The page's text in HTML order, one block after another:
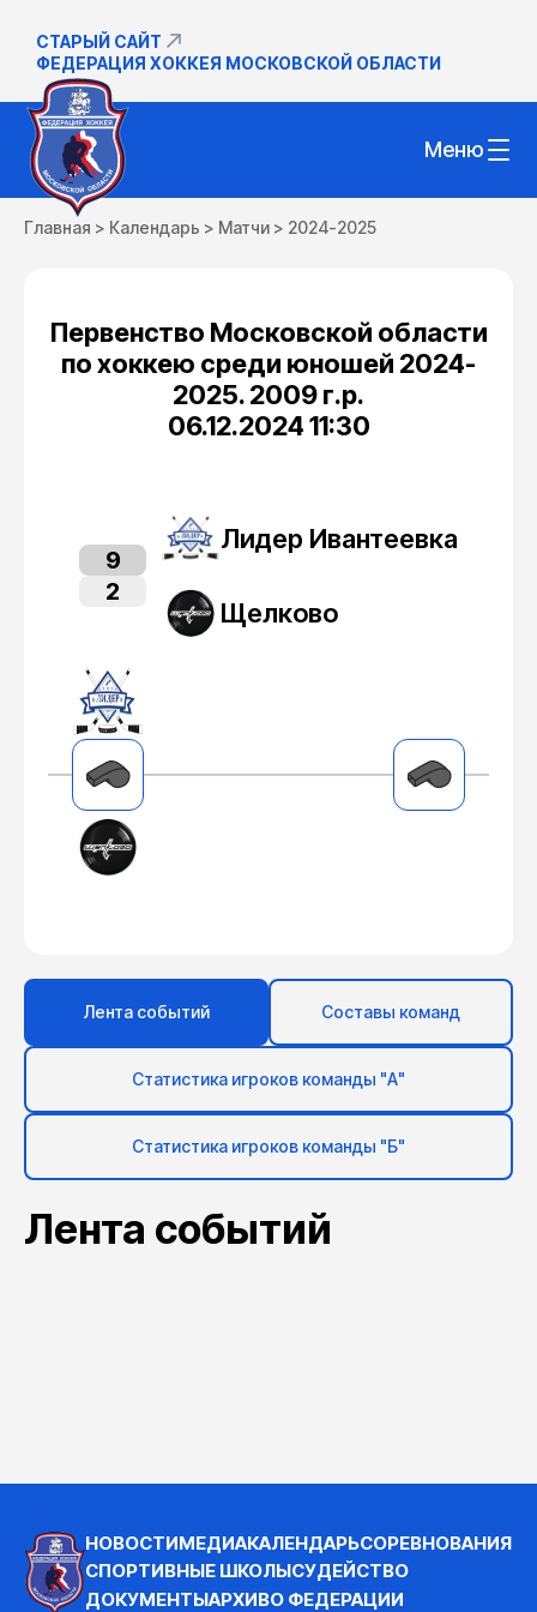
СТАРЫЙ САЙТ
ФЕДЕРАЦИЯ ХОККЕЯ МОСКОВСКОЙ ОБЛАСТИ
Меню
Главная > Календарь > Матчи > 2024-2025
Первенство Московской области
по хоккею среди юношей 2024-
2025. 2009 г.р.
06.12.2024 11:30
Лидер Ивантеевка
9
2
Щелково
Лента событий Составы команд
Статистика игроков команды "А"
Статистика игроков команды "Б"
Лента событий
НОВОСТИМЕДИАКАЛЕНДАРЬСОРЕВНОВАНИЯ
СПОРТИВНЫЕ ШКОЛЫСУДЕЙСТВО
ДОКУМЕНТЫАРХИВО ФЕДЕРАЦИИ